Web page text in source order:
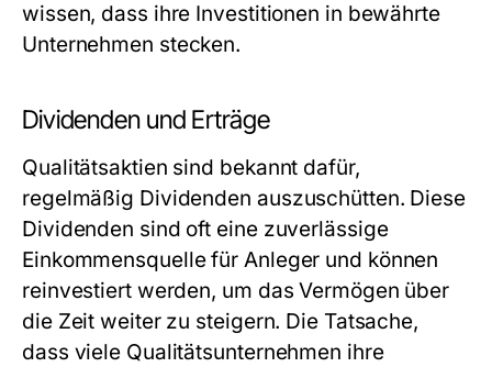
wissen, dass ihre Investitionen in bewährte
Unternehmen stecken.
Dividenden und Erträge
Qualitätsaktien sind bekannt dafür,
regelmäßig Dividenden auszuschütten. Diese
Dividenden sind oft eine zuverlässige
Einkommensquelle für Anleger und können
reinvestiert werden, um das Vermögen über
die Zeit weiter zu steigern. Die Tatsache,
dass viele Qualitätsunternehmen ihre